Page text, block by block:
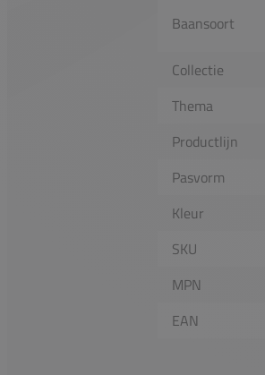
Baansoort
Collectie
Thema
Productlijn
Pasvorm
Kleur
SKU
MPN
EAN